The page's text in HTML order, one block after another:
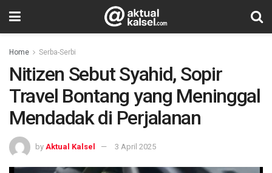
Home Serba-Serbi
Nitizen Sebut Syahid, Sopir
Travel Bontang yang Meninggal
Mendadak di Perjalanan
by Aktual Kalsel 3 April 2025